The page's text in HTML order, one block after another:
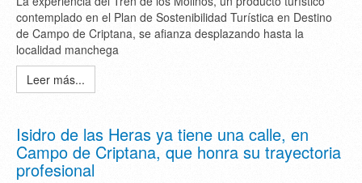
contemplado en el Plan de Sostenibilidad Turística en Destino
de Campo de Criptana, se afianza desplazando hasta la
localidad manchega
Leer más...
Isidro de las Heras ya tiene una calle, en
Campo de Criptana, que honra su trayectoria
profesional